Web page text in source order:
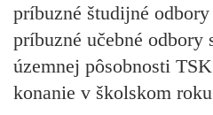
príbuzné študijné
príbuzné učebné odbory
územnej pôsobnosti
konanie v školskom